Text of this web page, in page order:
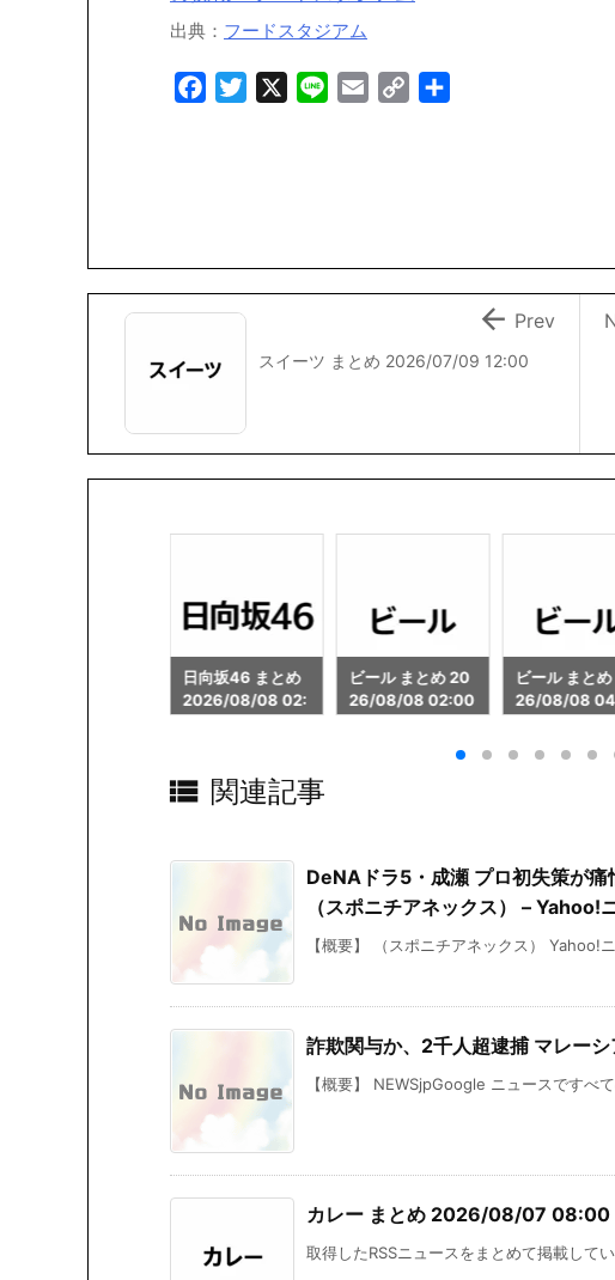
出典： フードスタジアム
o
r
n
スイーツ まとめ 2026/07/09 12:00
 Prev
ビール まとめ 20
26/08/08 02:00
ビール まとめ 20
26/08/08 04:01
秋葉原 まと
26/08/08
 関連記事
DeNAドラ5・成瀬 プロ初失策が
（スポニチアネックス） – Yahoo!
【概要】 （スポニチアネックス） Yahoo!
詐欺関与か、2千人超逮捕 マレー
【概要】 NEWSjpGoogle ニュースですべ
カレー まとめ 2026/08/07 08:00
取得したRSSニュースをまとめて掲載して